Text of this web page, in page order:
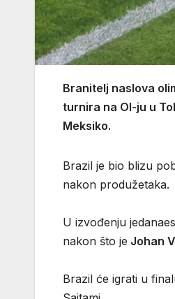
Branitelj naslova
turnira na OI-ju u
Meksiko.
Brazil je bio blizu
nakon produžetaka.
U izvođenju
nakon što je Johan
Brazil će igrati u